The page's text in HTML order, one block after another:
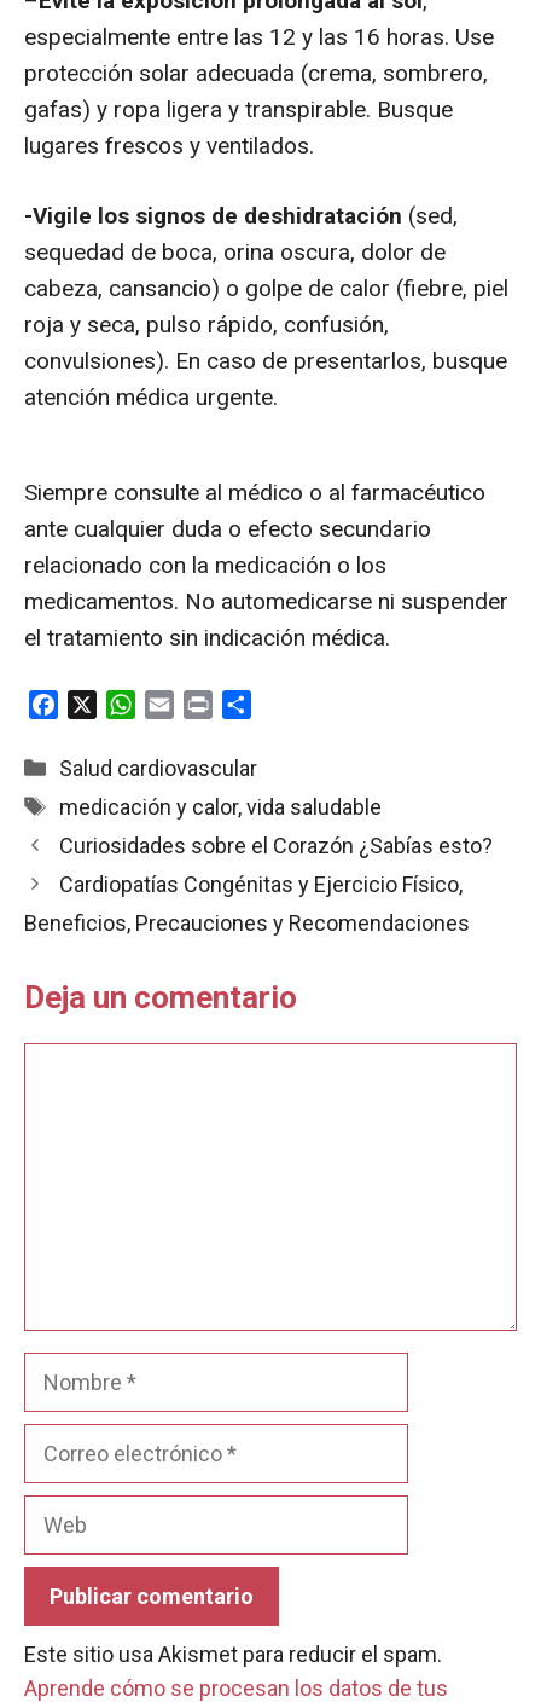
especialmente entre las 12 y las 16 horas. Use
protección solar adecuada (crema, sombrero,
gafas) y ropa ligera y transpirable. Busque
lugares frescos y ventilados.
-Vigile los signos de deshidratación (sed,
sequedad de boca, orina oscura, dolor de
cabeza, cansancio) o golpe de calor (fiebre, piel
roja y seca, pulso rápido, confusión,
convulsiones). En caso de presentarlos, busque
atención médica urgente.
Siempre consulte al médico o al farmacéutico
ante cualquier duda o efecto secundario
relacionado con la medicación o los
medicamentos. No automedicarse ni suspender
el tratamiento sin indicación médica.
c
b
o
o
W
a
s
A
p
a
l
i
t
m
a
r
t
r
Categorías
Salud cardiovascular
Etiquetas
medicación y calor,vida saludable
Curiosidades sobre el Corazón ¿Sabías esto?
Cardiopatías Congénitas y Ejercicio Físico,
Beneficios, Precauciones y Recomendaciones
Deja un comentario
Nombre
Este sitio usa Akismet para reducir el spam.
Aprende cómo se procesan los datos de tus